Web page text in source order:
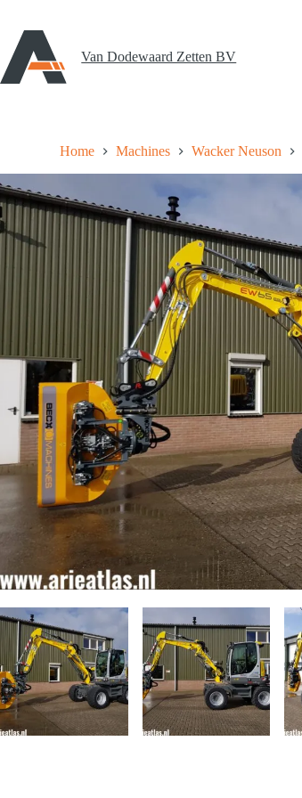
inhoud
Van Dodewaard Zetten BV
Home Machines Wacker Neuson